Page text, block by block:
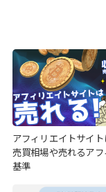
アフィリエイトサイト
売買相場や売れるア
基準